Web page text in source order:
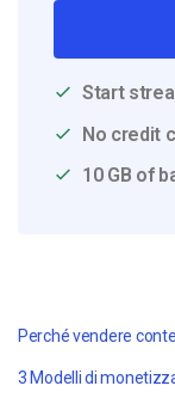
Start
No credit
10 GB of
Perché vendere
3 Modelli di